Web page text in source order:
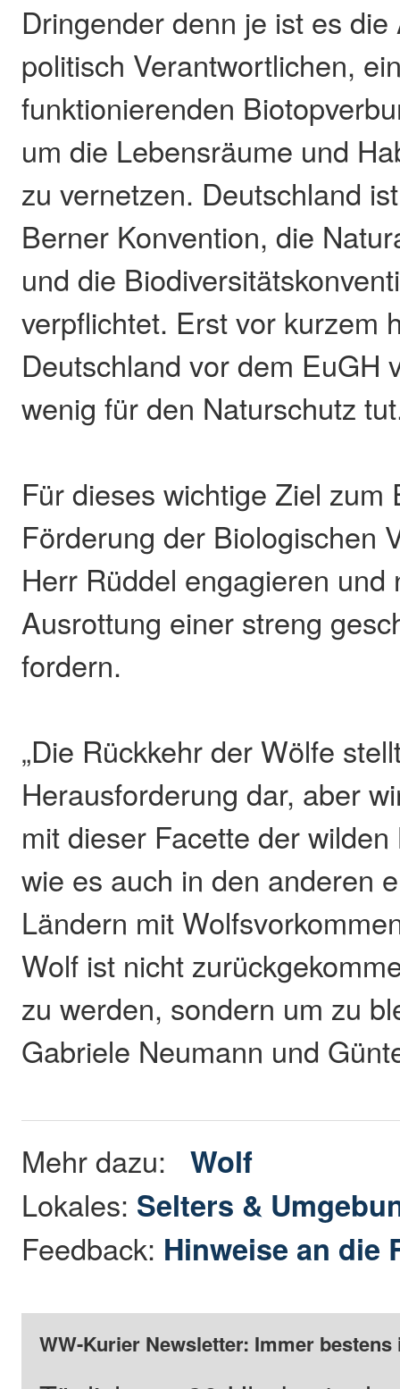
Dringender denn je ist es
politisch Verantwortlichen,
funktionierenden
um die Lebensräume und
zu vernetzen. Deutschland
Berner Konvention, die
und die
verpflichtet. Erst vor kurzem
Deutschland vor dem EuGH
wenig für den Naturschutz
Für dieses wichtige Ziel zum
Förderung der Biologischen
Herr Rüddel engagieren und
Ausrottung einer streng
fordern.
„Die Rückkehr der Wölfe
Herausforderung dar, aber
mit dieser Facette der
wie es auch in den anderen
Ländern mit
Wolf ist nicht
zu werden, sondern um zu
Gabriele Neumann und
Mehr dazu:Wolf
Lokales: Selters &
Feedback: Hinweise an die
WW-Kurier Newsletter: Immer